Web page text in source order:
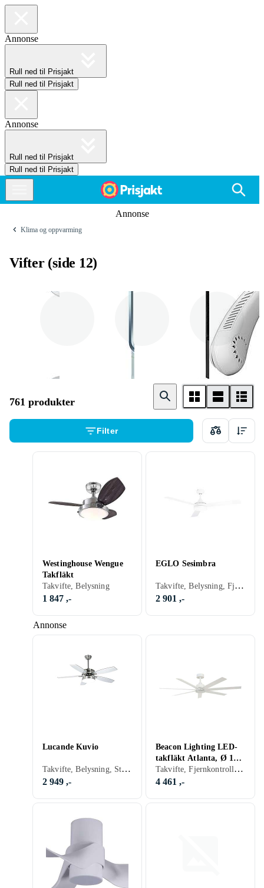
Annonse
Rull ned til Prisjakt
Rull ned til Prisjakt
Annonse
Rull ned til Prisjakt
Rull ned til Prisjakt
Annonse
Klima og oppvarming
Vifter (side 12)
Bladløs vifte Tårnvifte
761 produkter
Filter
Annonse
Westinghouse Wengue
Takfläkt
Takvifte, Belysning
1 847 ,-
EGLO Sesimbra
Takvifte, Belysning, Fjernkontroll
2 901 ,-
Lucande Kuvio
Takvifte, Belysning, Stillegående
2 949 ,-
Beacon Lighting LED-
takfläkt Atlanta, Ø 142
cm
Takvifte, Fjernkontroll, Stillegående
4 461 ,-